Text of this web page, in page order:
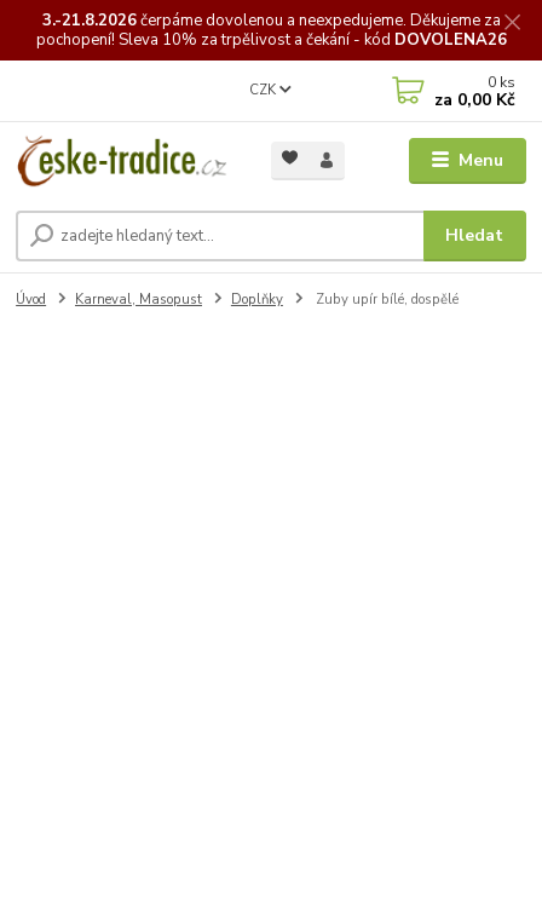
3.-21.8.2026čerpámedovolenou a neexpedujeme. Děkujeme za
pochopení! Sleva 10% za trpělivost a čekání - kód DOVOLENA26
Menu
CZK
Hledat
0 ks
za 0,00 Kč
Úvod Karneval, Masopust Doplňky Zuby upír bílé, dospělé